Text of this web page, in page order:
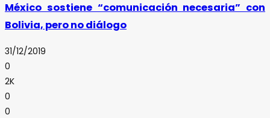
México sostiene “comunicación necesaria” con
Bolivia, pero no diálogo
31/12/2019
0
2K
0
0